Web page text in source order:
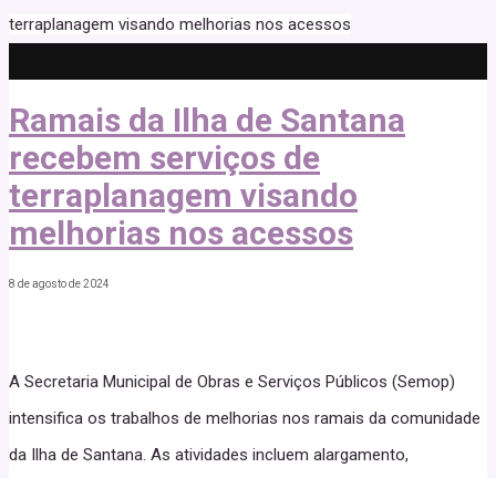
terraplanagem visando melhorias nos acessos
Ramais da Ilha de Santana
recebem serviços de
terraplanagem visando
melhorias nos acessos
8 de agosto de 2024
A Secretaria Municipal de Obras e Serviços Públicos (Semop)
intensifica os trabalhos de melhorias nos ramais da comunidade
da Ilha de Santana. As atividades incluem alargamento,